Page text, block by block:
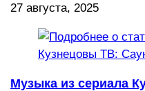
27 августа, 2025
Музыка из сериала